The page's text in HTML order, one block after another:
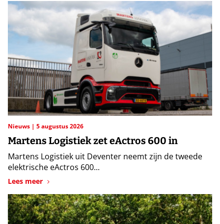
Nieuws 5 augustus 2026
Martens Logistiek zet eActros 600 in
Martens Logistiek uit Deventer neemt zijn de tweede
elektrische eActros 600...
Lees meer